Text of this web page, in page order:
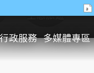
行政服務 多媒體專區
生態旅遊